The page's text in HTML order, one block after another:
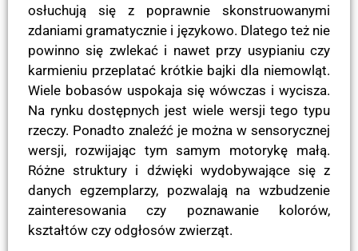
osłuchują się z poprawnie skonstruowanymi
zdaniami gramatycznie i językowo. Dlatego też nie
powinno się zwlekać i nawet przy usypianiu czy
karmieniu przeplatać krótkie bajki dla niemowląt.
Wiele bobasów uspokaja się wówczas i wycisza.
Na rynku dostępnych jest wiele wersji tego typu
rzeczy. Ponadto znaleźć je można w sensorycznej
wersji, rozwijając tym samym motorykę małą.
Różne struktury i dźwięki wydobywające się z
danych egzemplarzy, pozwalają na wzbudzenie
zainteresowania czy poznawanie kolorów,
kształtów czy odgłosów zwierząt.